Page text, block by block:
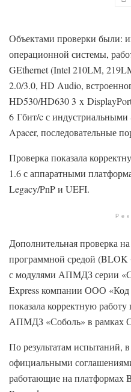
Объектами проверки были:
операционной системы,
GEthernet (Intel 210LM,
2.0/3.0, HD Audio,
HD530/HD630 3 x
6 Гбит/c с индустриальными
Apacer, последовательные
Проверка показала
1.6 с аппаратными
Legacy/PnP и UEFI.
Дополнительная проверка
программной средой (BLOK
с модулями АПМДЗ серии
Express компании ООО «Код
показала корректную
АПМДЗ «Соболь» в рамках
По результатам испытаний,
официальными
работающие на